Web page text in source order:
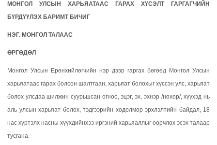
МОНГОЛ УЛСЫН ХАРЬЯАТААС ГАРАХ ХҮСЭЛТ ГАРГАГЧИЙН
БҮРДҮҮЛЭХ БАРИМТ БИЧИГ
НЭГ. МОНГОЛ ТАЛААС
ӨРГӨДӨЛ
Монгол Улсын Ерөнхийлөгчийн нэр дээр гаргах бөгөөд Монгол Улсын
харьяатаас гарах болсон шалтгаан, харьяат болохыг хүссэн улс, харьяат
болох улсдаа шилжин суурьшсан огноо, эцэг, эх, эхнэр /нөхөр/, хүүхэд нь
аль улсын харьяат болох, тэдгээрийн хөдөлмөр эрхлэлтийн байдал, 18
нас хүртэлх насны хүүхдийнхээ иргэний харьяаллыг өөрчлөх эсэх талаар
тусгана.